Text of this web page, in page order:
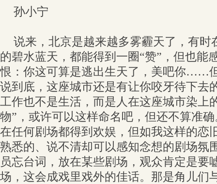
孙小宁
说来，北京是越来越多雾霾天了，有时
的碧水蓝天，都能得到一圈“赞”，但也能
恨：你这可算是逃出生天了，美吧你……
说到底，这座城市还是有让你咬牙待下去
工作也不是生活，而是人在这座城市染上
物”，或许可以这样命名吧，但还不算准
在任何剧场都得到欢娱，但如我这样的恋
熟悉的、说不清却可以感知念想的剧场氛
员忘台词，放在某些剧场，观众肯定是要
场，这会成戏里戏外的佳话。那是角儿们